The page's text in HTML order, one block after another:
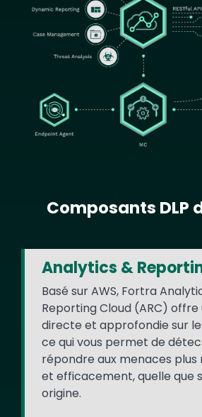
Composants DLP
Analytics &
Basé sur AWS, Fortra
Reporting Cloud (ARC) offre
directe et approfondie sur
ce qui vous permet de
répondre aux menaces
et efficacement, quelle que
origine.